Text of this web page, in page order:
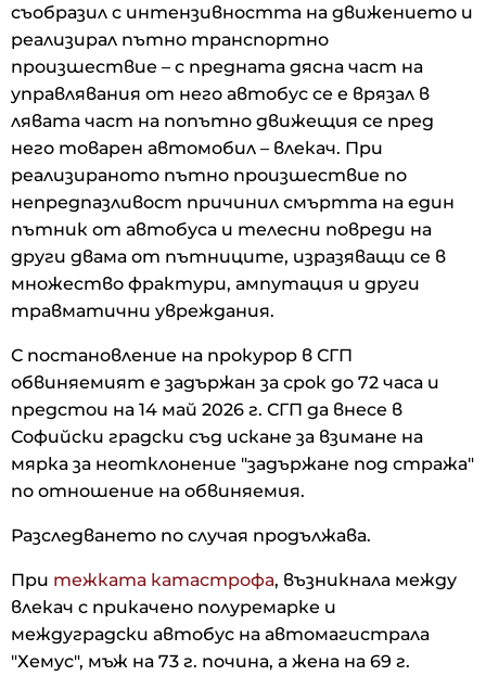
съобразил с интензивността на движението и
реализирал пътно транспортно
произшествие – с предната дясна част на
управлявания от него автобус се е врязал в
лявата част на попътно движещия се пред
него товарен автомобил – влекач. При
реализираното пътно произшествие по
непредпазливост причинил смъртта на един
пътник от автобуса и телесни повреди на
други двама от пътниците, изразяващи се в
множество фрактури, ампутация и други
травматични увреждания.
С постановление на прокурор в СГП
обвиняемият е задържан за срок до 72 часа и
предстои на 14 май 2026 г. СГП да внесе в
Софийски градски съд искане за взимане на
мярка за неотклонение "задържане под стража"
по отношение на обвиняемия.
Разследването по случая продължава.
При тежката катастрофа, възникнала между
влекач с прикачено полуремарке и
междуградски автобус на автомагистрала
"Хемус", мъж на 73 г. почина, а жена на 69 г.